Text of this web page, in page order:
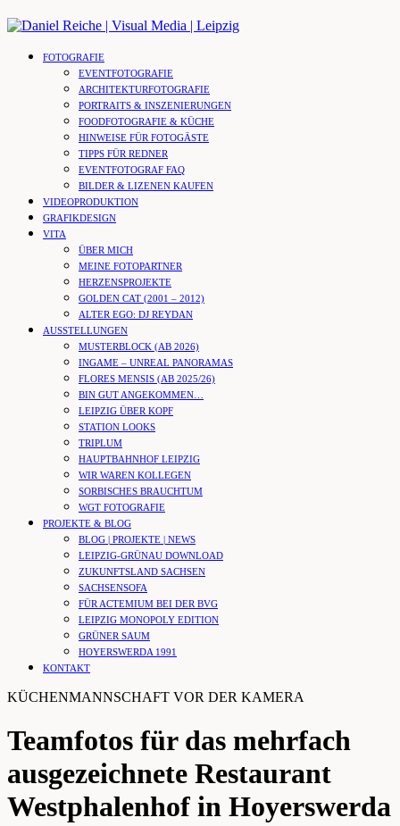
Skip
contentFOTOGRAFIE
EVENTFOTOGRAFIE
ARCHITEKTURFOTOGRAFIE
PORTRAITS & INSZENIERUNGEN
FOODFOTOGRAFIE & KÜCHE
HINWEISE FÜR FOTOGÄSTE
TIPPS FÜR REDNER
EVENTFOTOGRAF FAQ
BILDER & LIZENEN KAUFEN
VIDEOPRODUKTION
GRAFIKDESIGN
VITA
ÜBER MICH
MEINE FOTOPARTNER
HERZENSPROJEKTE
GOLDEN CAT (2001 – 2012)
ALTER EGO: DJ REYDAN
AUSSTELLUNGEN
MUSTERBLOCK (AB 2026)
INGAME – UNREAL PANORAMAS
FLORES MENSIS (AB 2025/26)
BIN GUT ANGEKOMMEN…
LEIPZIG ÜBER KOPF
STATION LOOKS
TRIPLUM
HAUPTBAHNHOF LEIPZIG
WIR WAREN KOLLEGEN
SORBISCHES BRAUCHTUM
WGT FOTOGRAFIE
PROJEKTE & BLOG
BLOG | PROJEKTE | NEWS
LEIPZIG-GRÜNAU DOWNLOAD
ZUKUNFTSLAND SACHSEN
SACHSENSOFA
FÜR ACTEMIUM BEI DER BVG
LEIPZIG MONOPOLY EDITION
GRÜNER SAUM
HOYERSWERDA 1991
KONTAKT
KÜCHENMANNSCHAFT VOR DER KAMERA
Teamfotos für das mehrfach
ausgezeichnete Restaurant
Westphalenhof in Hoyerswerda